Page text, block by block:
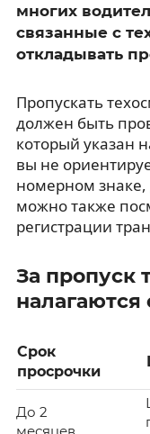
многих
связанные с
откладывать
Пропускать
должен быть
который указан
вы не
номерном знаке,
можно также
регистрации
За пропуск
Срок
просрочки
До 2